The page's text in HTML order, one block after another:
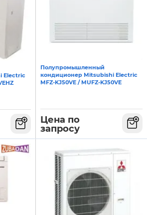
Electric
Полупромышленный
кондиционер Mitsubishi Electric
MFZ-KJ50VE / MUFZ-KJ50VE
Цена по
запросу